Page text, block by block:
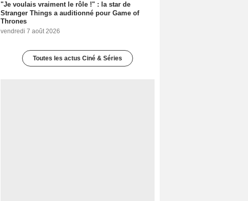
"Je voulais vraiment le rôle !" : la star de
Stranger Things a auditionné pour Game of
Thrones
vendredi 7 août 2026
Toutes les actus Ciné & Séries